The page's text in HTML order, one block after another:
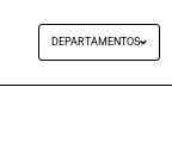
DEPARTAMENTOS